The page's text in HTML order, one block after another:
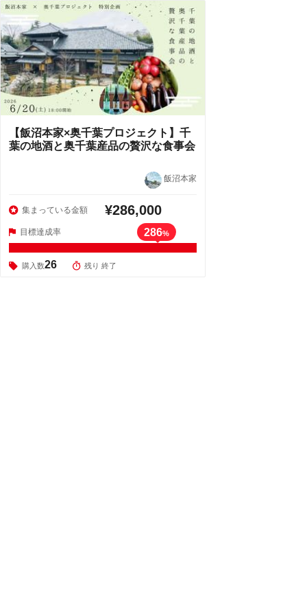
【飯沼本家×奥千葉プロジェクト】千
葉の地酒と奥千葉産品の贅沢な食事会
飯沼本家
集まっている金額 ¥286,000
目標達成率 286%
購入数26 残り 終了